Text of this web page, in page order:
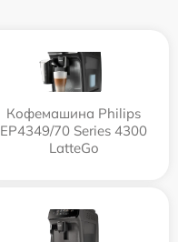
Кофемашина Philips
EP4349/70 Series 4300
LatteGo